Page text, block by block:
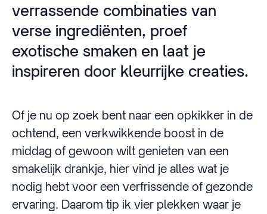
verrassende combinaties van
verse ingrediënten, proef
exotische smaken en laat je
inspireren door kleurrijke creaties.
Of je nu op zoek bent naar een opkikker in de
ochtend, een verkwikkende boost in de
middag of gewoon wilt genieten van een
smakelijk drankje, hier vind je alles wat je
nodig hebt voor een verfrissende of gezonde
ervaring. Daarom tip ik vier plekken waar je